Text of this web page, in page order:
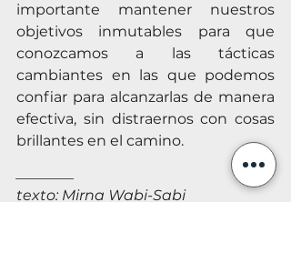
importante mantener nuestros
objetivos inmutables para que
conozcamos a las tácticas
cambiantes ​​en las que podemos
confiar para alcanzarlas de manera
efectiva, sin distraernos con cosas
brillantes en el camino.
texto: Mirna Wabi-Sabi